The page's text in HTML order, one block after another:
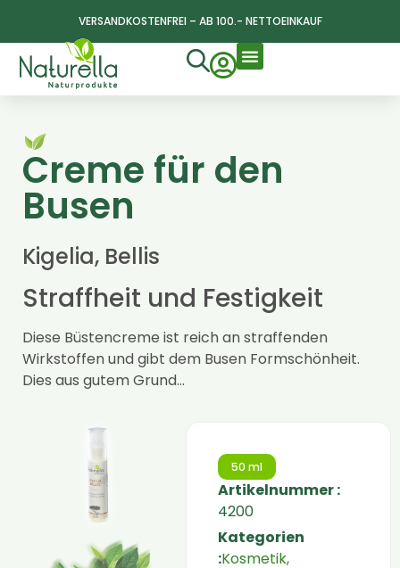
VERSANDKOSTENFREI – AB 100.- NETTOEINKAUF
Creme für den
Busen
Kigelia, Bellis
Straffheit und Festigkeit
Diese Büstencreme ist reich an straffenden
Wirkstoffen und gibt dem Busen Formschönheit.
Dies aus gutem Grund…
50 ml
Artikelnummer :
4200
Kategorien
:Kosmetik,